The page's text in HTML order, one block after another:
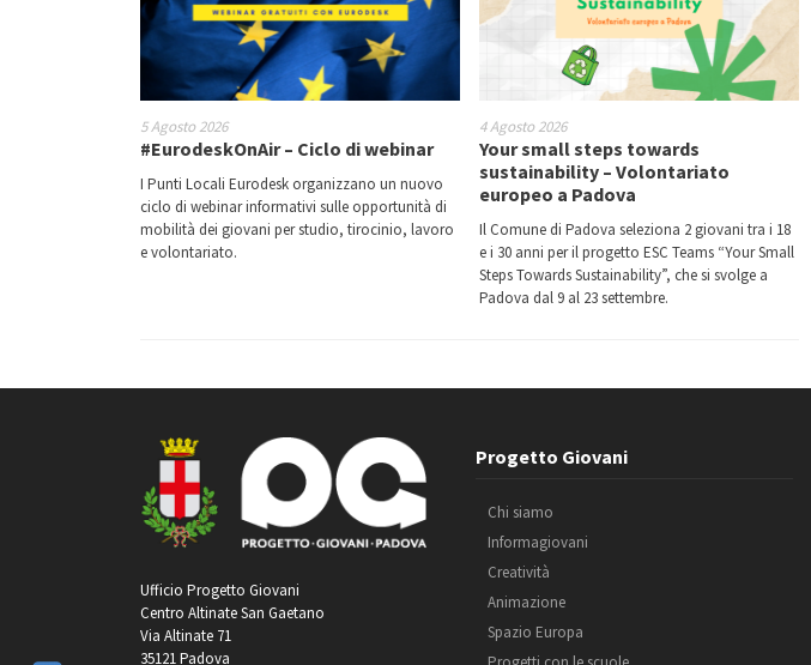
5 Agosto 2026
#EurodeskOnAir – Ciclo di webinar
I Punti Locali Eurodesk organizzano un nuovo
ciclo di webinar informativi sulle opportunità di
mobilità dei giovani per studio, tirocinio, lavoro
e volontariato.
4 Agosto 2026
Your small steps towards
sustainability – Volontariato
europeo a Padova
Il Comune di Padova seleziona 2 giovani tra i 18
e i 30 anni per il progetto ESC Teams “Your Small
Steps Towards Sustainability”, che si svolge a
Padova dal 9 al 23 settembre.
Ufficio Progetto Giovani
Centro Altinate San Gaetano
Via Altinate 71
35121 Padova
Progetto Giovani
Chi siamo
Informagiovani
Creatività
Animazione
Spazio Europa